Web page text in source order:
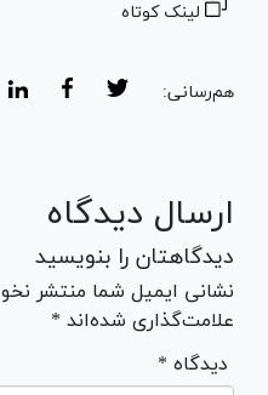
لینک کوتاه
هم‌رسانی:
ارسال دیدگاه
دیدگاهتان را بنویسید
نشانی ایمیل شما منتشر
علامت‌گذاری شده‌اند *
* دیدگاه